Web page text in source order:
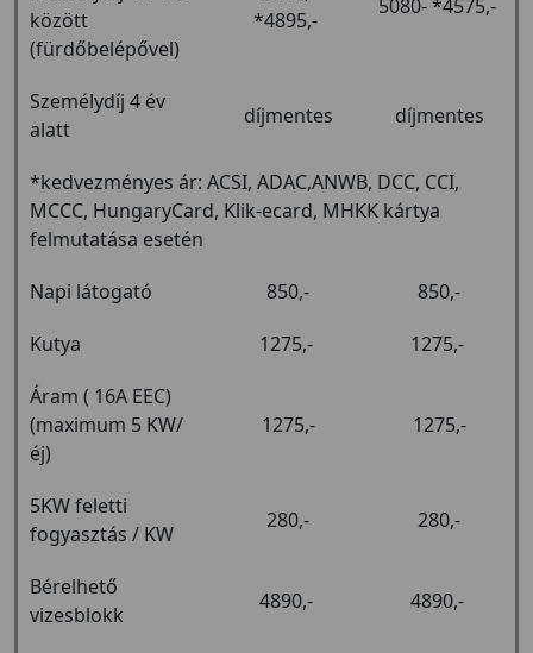
között
(fürdőbelépővel)
*4895,-
5080- *4575,-
Személydíj 4 év
alatt
díjmentes díjmentes
*kedvezményes ár: ACSI, ADAC,ANWB, DCC, CCI,
MCCC, HungaryCard, Klik-ecard, MHKK kártya
felmutatása esetén
Napi látogató
850,-
850,-
Kutya
1275,-
1275,-
Áram ( 16A EEC)
(maximum 5 KW/
éj)
1275,- 1275,-
5KW feletti
fogyasztás / KW
280,- 280,-
Bérelhető
vizesblokk
4890,- 4890,-